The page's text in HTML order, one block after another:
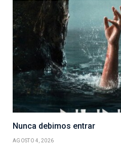
Nunca debimos entrar
AGOSTO 4, 2026